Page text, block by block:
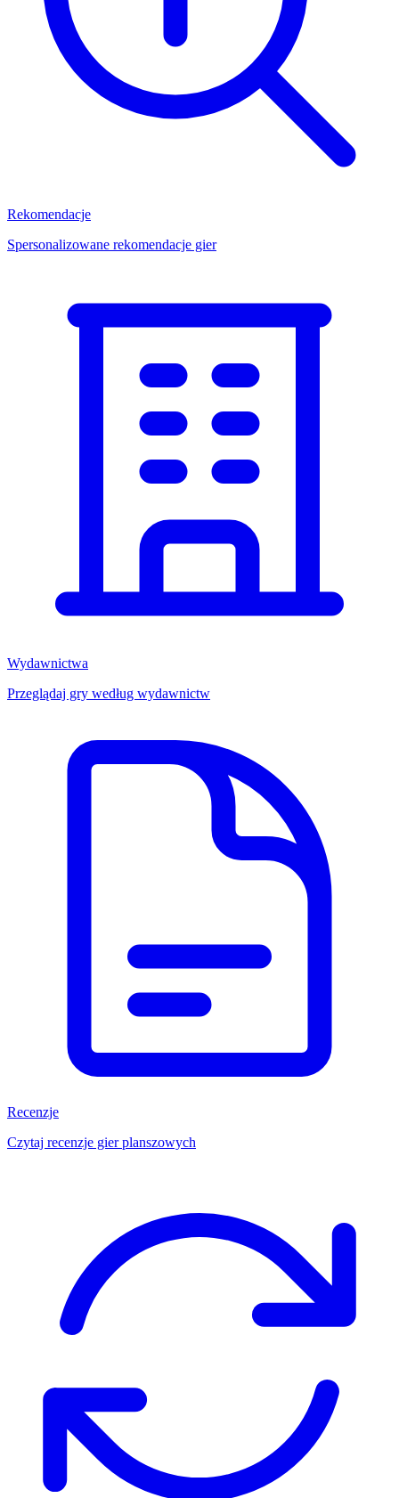
Rekomendacje
Spersonalizowane rekomendacje gier
Wydawnictwa
Przeglądaj gry według wydawnictw
Recenzje
Czytaj recenzje gier planszowych